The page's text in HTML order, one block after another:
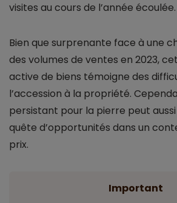
visites au cours de l’année écoulée.
Bien que surprenante face à une
des volumes de ventes en 2023,
active de biens témoigne des
l’accession à la propriété.
persistant pour la pierre peut aussi
quête d’opportunités dans un
prix.
Important